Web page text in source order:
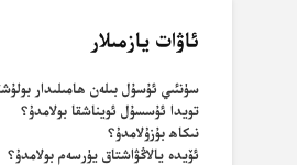
ئاۋات يازمىلار
سۈنئىي ئۇسۇل بىلەن ھامىلىدار
تويدا ئۇسسۇل ئويناشقا بولامدۇ؟
نىكاھ بۇزۇلامدۇ؟
ئۆيدە يالاڭۋاشتاق يۈرسەم بولامدۇ؟